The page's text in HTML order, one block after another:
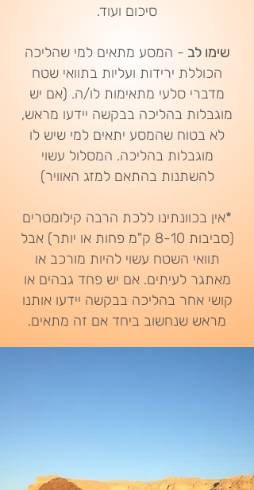
סיכום ועוד.
שימו לב - המסע מתאים למי שהליכה
הכוללת ירידות ועליות בתוואי שטח
מדברי סלעי מתאימות לו/ה. (אם יש
מוגבלות בהליכה בבקשה יידעו מראש,
לא בטוח שהמסע יתאים למי שיש לו
מוגבלות בהליכה. המסלול עשוי
להשתנות בהתאם למזג האוויר)
*אין בכוונתינו ללכת הרבה קילומטרים
(סביבות 8-10 ק"מ פחות או יותר) אבל
תוואי השטח עשוי להיות מורכב או
מאתגר לעיתים. אם יש פחד גבהים או
קושי אחר בהליכה בבקשה יידעו אותנו
מראש שנחשוב ביחד אם זה מתאים.